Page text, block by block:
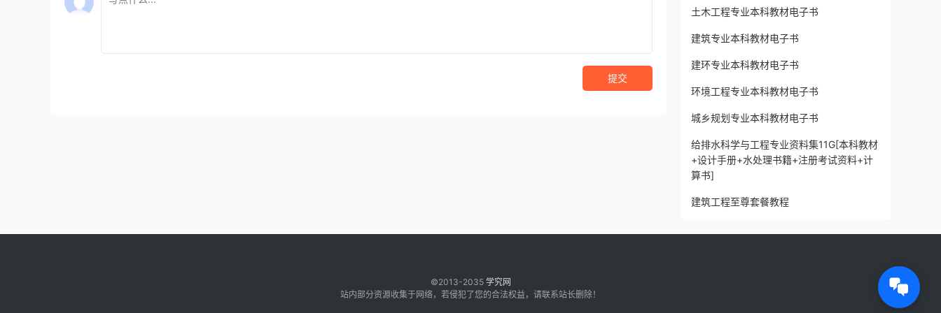
提交
土木工程专业本科教材电子书
建筑专业本科教材电子书
建环专业本科教材电子书
环境工程专业本科教材电子书
城乡规划专业本科教材电子书
给排水科学与工程专业资料集11G[本科教材
+设计手册+水处理书籍+注册考试资料+计
算书]
建筑工程至尊套餐教程
©2013-2035 学究网
站内部分资源收集于网络，若侵犯了您的合法权益，请联系站长删除！